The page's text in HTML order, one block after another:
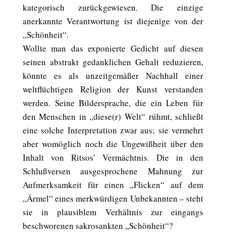
kategorisch zurückgewiesen. Die einzige
anerkannte Verantwortung ist diejenige von der
„Schönheit“.
Wollte man das exponierte Gedicht auf diesen
seinen abstrakt gedanklichen Gehalt reduzieren,
könnte es als unzeitgemäßer Nachhall einer
weltflüchtigen Religion der Kunst verstanden
werden. Seine Bildersprache, die ein Leben für
den Menschen in „diese(r) Welt“ rühmt, schließt
eine solche Interpretation zwar aus; sie vermehrt
aber womöglich noch die Ungewißheit über den
Inhalt von Ritsos’ Vermächtnis. Die in den
Schlußversen ausgesprochene Mahnung zur
Aufmerksamkeit für einen „Flicken“ auf dem
„Ärmel“ eines merkwürdigen Unbekannten – steht
sie in plausiblem Verhältnis zur eingangs
beschworenen sakrosankten „Schönheit“?